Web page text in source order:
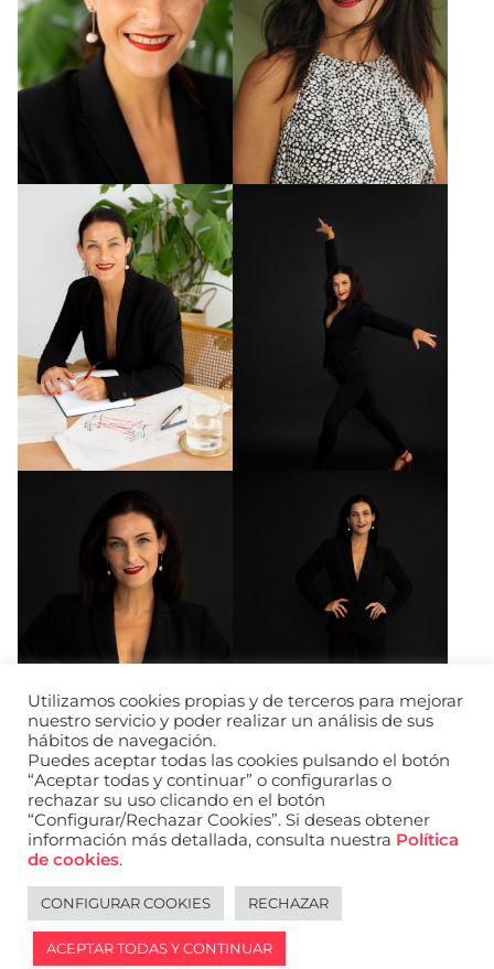
URL de Facebook
URL de Instagram
URL de Linkedin
2026 © WANTED
Política de cookies
Política de privacidad de redes sociales
English
Utilizamos cookies propias y de terceros para mejorar
nuestro servicio y poder realizar un análisis de sus
hábitos de navegación.
Puedes aceptar todas las cookies pulsando el botón
“Aceptar todas y continuar” o configurarlas o
rechazar su uso clicando en el botón
“Configurar/Rechazar Cookies”. Si deseas obtener
información más detallada, consulta nuestra Política
de cookies.
CONFIGURAR COOKIES RECHAZAR
ACEPTAR TODAS Y CONTINUAR